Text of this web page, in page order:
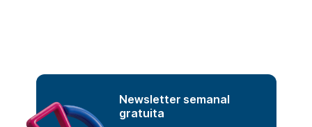
Newsletter semanal
gratuita